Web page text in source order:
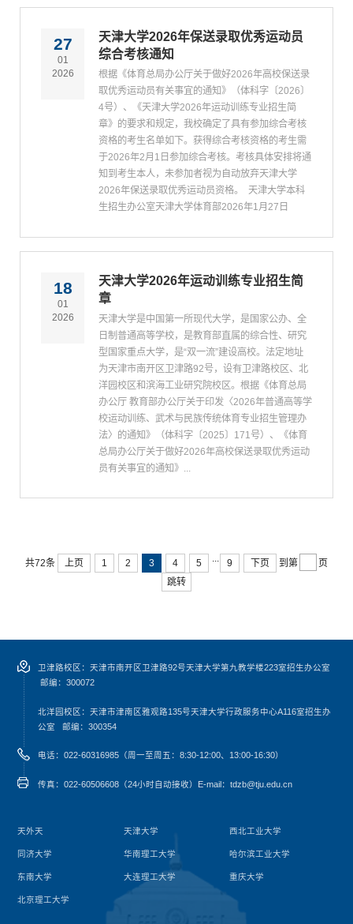
27
01
2026
天津大学2026年保送录取优秀运动员
综合考核通知
根据《体育总局办公厅关于做好2026年高校保送录
取优秀运动员有关事宜的通知》（体科字〔2026〕
4号）、《天津大学2026年运动训练专业招生简
章》的要求和规定，我校确定了具有参加综合考核
资格的考生名单如下。获得综合考核资格的考生需
于2026年2月1日参加综合考核。考核具体安排将通
知到考生本人，未参加者视为自动放弃天津大学
2026年保送录取优秀运动员资格。 天津大学本科
生招生办公室天津大学体育部2026年1月27日
18
01
2026
天津大学2026年运动训练专业招生简
章
天津大学是中国第一所现代大学，是国家公办、全
日制普通高等学校，是教育部直属的综合性、研究
型国家重点大学，是“双一流”建设高校。法定地址
为天津市南开区卫津路92号，设有卫津路校区、北
洋园校区和滨海工业研究院校区。根据《体育总局
办公厅 教育部办公厅关于印发〈2026年普通高等学
校运动训练、武术与民族传统体育专业招生管理办
法〉的通知》（体科字〔2025〕171号）、《体育
总局办公厅关于做好2026年高校保送录取优秀运动
员有关事宜的通知》...
共72条 上页 1 2 3 4 5 ... 9 下页 到第
页
跳转
卫津路校区：天津市南开区卫津路92号天津大学第九教学楼223室招生办公室
邮编：300072
北洋园校区：天津市津南区雅观路135号天津大学行政服务中心A116室招生办
公室 邮编：300354
电话：022-60316985（周一至周五：8:30-12:00、13:00-16:30）
传真：022-60506608（24小时自动接收） E-mail：tdzb@tju.edu.cn
天外天 天津大学 西北工业大学
同济大学 华南理工大学 哈尔滨工业大学
东南大学 大连理工大学 重庆大学
北京理工大学